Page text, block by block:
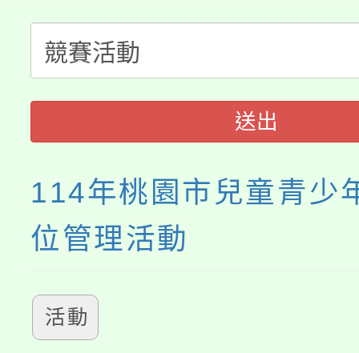
半價優惠，詳情可洽有
者。
份教師研習
淨零綠生活教案入校路
115年食農教育專業人
送出
114年桃園市兒童青少
位管理活動
活動